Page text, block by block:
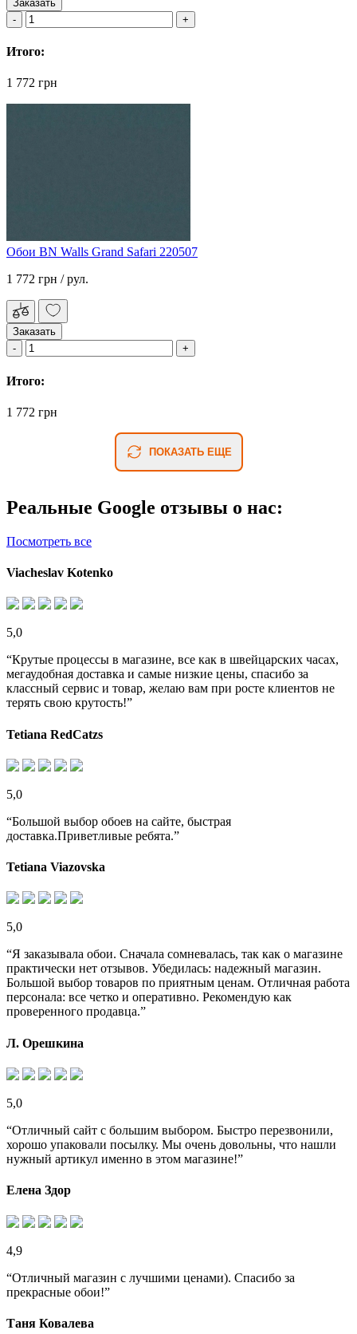
Заказать
Итого:
1 772 грн
Обои BN Walls Grand Safari 220507
1 772 грн / рул.
Заказать
Итого:
1 772 грн
ПОКАЗАТЬ ЕЩЕ
Реальные Google отзывы о нас:
Посмотреть все
Viacheslav Kotenko
5,0
“Крутые процессы в магазине, все как в швейцарских часах,
мегаудобная доставка и самые низкие цены, спасибо за
классный сервис и товар, желаю вам при росте клиентов не
терять свою крутость!”
Tetiana RedCatzs
5,0
“Большой выбор обоев на сайте, быстрая
доставка.Приветливые ребята.”
Tetiana Viazovska
5,0
“Я заказывала обои. Сначала сомневалась, так как о магазине
практически нет отзывов. Убедилась: надежный магазин.
Большой выбор товаров по приятным ценам. Отличная работа
персонала: все четко и оперативно. Рекомендую как
проверенного продавца.”
Л. Орешкина
5,0
“Отличный сайт с большим выбором. Быстро перезвонили,
хорошо упаковали посылку. Мы очень довольны, что нашли
нужный артикул именно в этом магазине!”
Елена Здор
4,9
“Отличный магазин с лучшими ценами). Спасибо за
прекрасные обои!”
Таня Ковалева